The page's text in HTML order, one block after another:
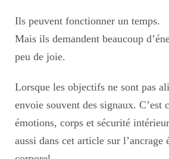
Ils peuvent fonctionner un temps.
Mais ils demandent beaucoup
peu de joie.
Lorsque les objectifs ne sont pas
envoie souvent des signaux. C’est
émotions, corps et sécurité
aussi dans cet article sur l’ancrage